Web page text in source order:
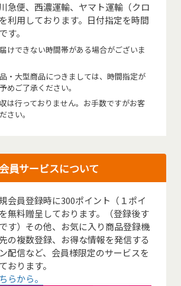
急便、西濃運輸、ヤマト運輸（クロ
利用しております。日付指定を時間
す。
けできない時間帯がある場合がございま
・大型商品につきましては、時間指定が
めご了承ください。
は行っておりません。お手数ですがお客
さい。
会員サービスについて
会員登録時に300ポイント（１ポイ
無料贈呈しております。（登録後す
す）その他、お気に入り商品登録機
の複数登録、お得な情報を発信する
配信など、会員様限定のサービスを
おります。
らから。